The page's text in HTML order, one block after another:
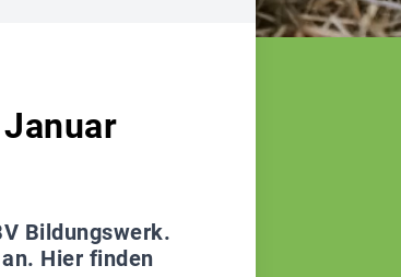
Bildungswerk.
Hier finden